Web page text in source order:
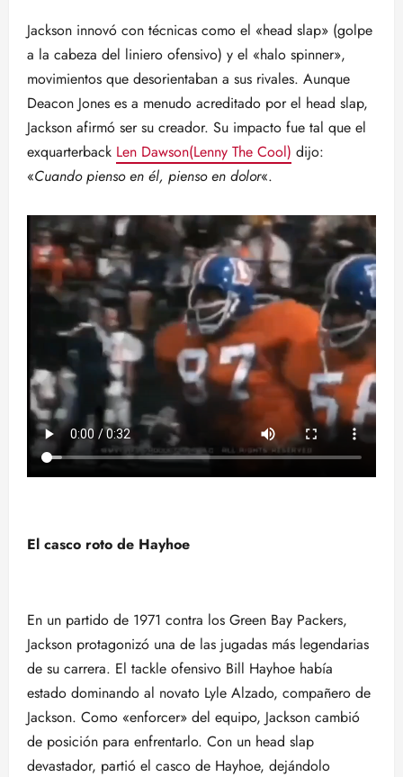
Jackson innovó con técnicas como el «head slap» (golpe
a la cabeza del liniero ofensivo) y el «halo spinner»,
movimientos que desorientaban a sus rivales. Aunque
Deacon Jones es a menudo acreditado por el head slap,
Jackson afirmó ser su creador. Su impacto fue tal que el
exquarterback Len Dawson(Lenny The Cool) dijo:
«Cuando pienso en él, pienso en dolor«.
El casco roto de Hayhoe
En un partido de 1971 contra los Green Bay Packers,
Jackson protagonizó una de las jugadas más legendarias
de su carrera. El tackle ofensivo Bill Hayhoe había
estado dominando al novato Lyle Alzado, compañero de
Jackson. Como «enforcer» del equipo, Jackson cambió
de posición para enfrentarlo. Con un head slap
devastador, partió el casco de Hayhoe, dejándolo